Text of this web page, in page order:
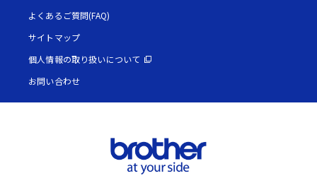
よくあるご質問(FAQ)
サイトマップ
個人情報の取り扱いについて
お問い合わせ